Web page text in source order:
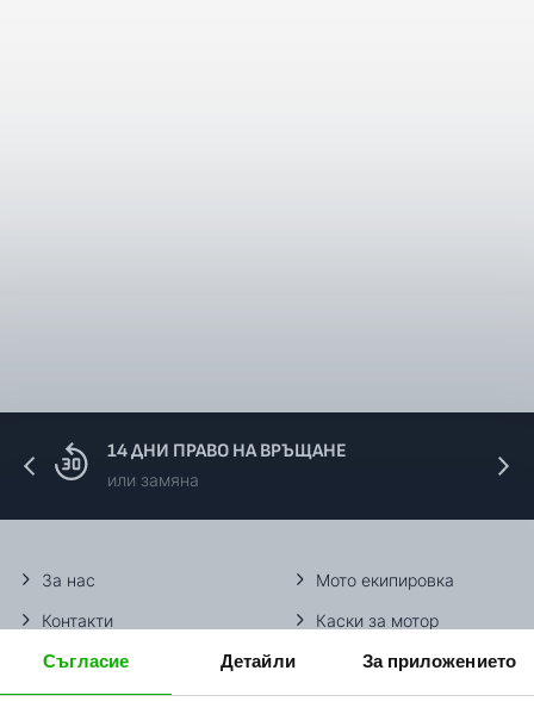
Съгласие Детайли За приложението
14 ДНИ ПРАВО НА ВРЪЩАНЕ
или замяна
За нас
Контакти
Методи доставка
Начини плащане
Мото екипировка
Каски за мотор
Ботуши за мотор
Гуми за мотор